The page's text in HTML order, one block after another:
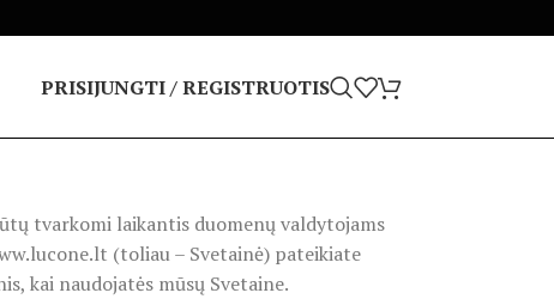
PRISIJUNGTI / REGISTRUOTIS
tvarkomi laikantis duomenų valdytojams
(toliau – Svetainė) pateikiate
kai naudojatės mūsų Svetaine.